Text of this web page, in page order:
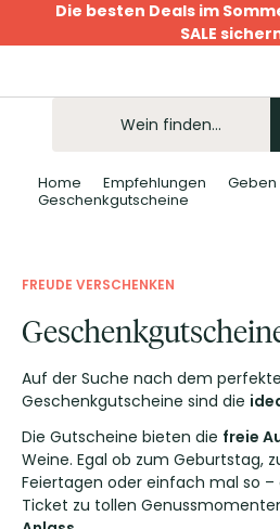
Die besten Deals im
SALE
Home Empfehlungen
Geben
Geschenkgutscheine
FREUDE VERSCHENKEN
Auf der Suche nach dem
Geschenkgutscheine sind die
Die Gutscheine bieten die freie
Weine. Egal ob zum Geburtstag,
Feiertagen oder einfach mal so –
Ticket zu tollen